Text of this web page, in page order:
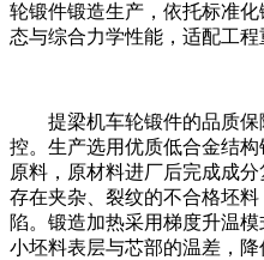
轮锻件锻造生产，依托标准
态与综合力学性能，适配工程
提梁机车轮锻件的品质
控。生产选用优质低合金结
原料，原材料进厂后完成成
存在夹杂、裂纹的不合格坯
陷。锻造加热采用梯度升温
小坯料表层与芯部的温差，